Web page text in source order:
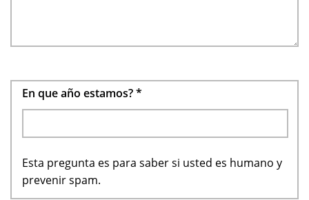
En que año estamos?*
Esta pregunta es para saber si usted es humano y
prevenir spam.